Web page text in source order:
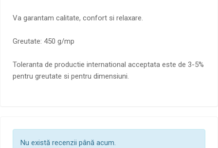
Va garantam calitate, confort si relaxare.
Greutate: 450 g/mp
Toleranta de productie international acceptata este de 3-5%
pentru greutate si pentru dimensiuni.
Nu există recenzii până acum.